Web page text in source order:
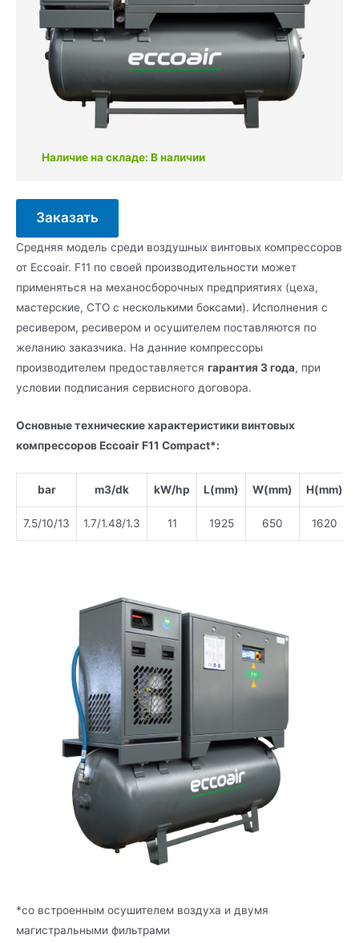
Наличие на складе: В наличии
Заказать
Средняя модель среди воздушных винтовых компрессоров
от Eccoair. F11 по своей производительности может
применяться на механосборочных предприятиях (цеха,
мастерские, СТО с несколькими боксами). Исполнения с
ресивером, ресивером и осушителем поставляются по
желанию заказчика. На данние компрессоры
производителем предоставляется гарантия 3 года, при
условии подписания сервисного договора.
Основные технические характеристики винтовых
компрессоров Eccoair F11 Compact*:
bar m3/dk kW/hp L(mm) W(mm) H(mm)
7.5/10/13 1.7/1.48/1.3 11 1925 650 1620
*со встроенным осушителем воздуха и двумя
магистральными фильтрами